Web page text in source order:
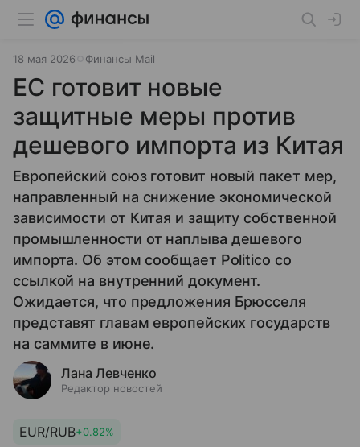
18 мая 2026 Финансы Mail
ЕС готовит новые
защитные меры против
дешевого импорта из Китая
Европейский союз готовит новый пакет мер,
направленный на снижение экономической
зависимости от Китая и защиту собственной
промышленности от наплыва дешевого
импорта. Об этом сообщает Politico со
ссылкой на внутренний документ.
Ожидается, что предложения Брюсселя
представят главам европейских государств
на саммите в июне.
Лана Левченко
Редактор новостей
EUR/RUB+0.82%